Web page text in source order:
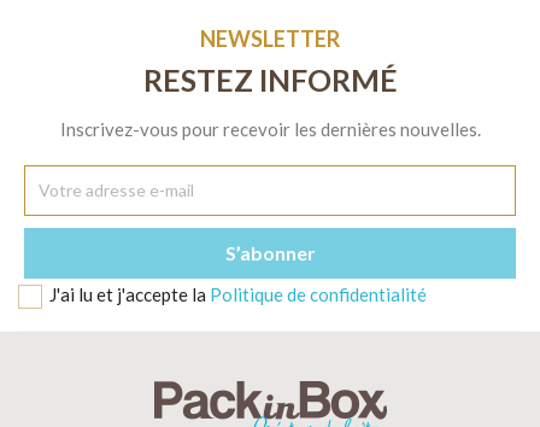
NEWSLETTER
RESTEZ INFORMÉ
Inscrivez-vous pour recevoir les dernières nouvelles.
J'ai lu et j'accepte la Politique de confidentialité